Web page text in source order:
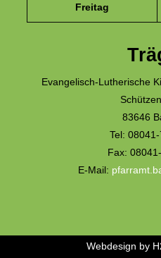
Freitag
Evangelisch-Lutherische
83646
Tel:
Fax:
E-Mail:
Webdesign by